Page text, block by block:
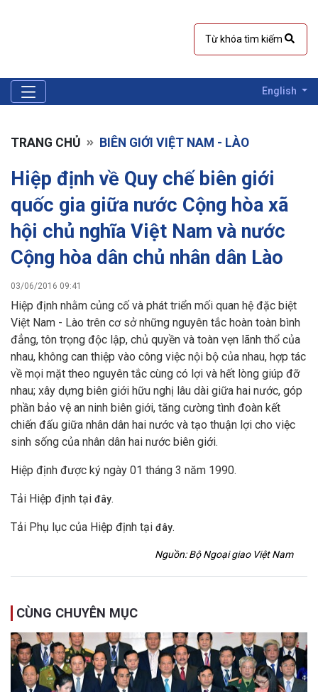
English
TRANG CHỦ BIÊN GIỚI VIỆT NAM - LÀO
Hiệp định về Quy chế biên giới
quốc gia giữa nước Cộng hòa xã
hội chủ nghĩa Việt Nam và nước
Cộng hòa dân chủ nhân dân Lào
03/06/2016 09:41
Hiệp định nhằm củng cố và phát triển mối quan hệ đặc biệt
Việt Nam - Lào trên cơ sở những nguyên tắc hoàn toàn bình
đẳng, tôn trọng độc lập, chủ quyền và toàn vẹn lãnh thổ của
nhau, không can thiệp vào công việc nội bộ của nhau, hợp tác
về mọi mặt theo nguyên tắc cùng có lợi và hết lòng giúp đỡ
nhau; xây dựng biên giới hữu nghị lâu dài giữa hai nước, góp
phần bảo vệ an ninh biên giới, tăng cường tình đoàn kết
chiến đấu giữa nhân dân hai nước và tạo thuận lợi cho việc
sinh sống của nhân dân hai nước biên giới.
Hiệp định được ký ngày 01 tháng 3 năm 1990.
Tải Hiệp định tại đây.
Tải Phụ lục của Hiệp định tại đây.
Nguồn: Bộ Ngoại giao Việt Nam
CÙNG CHUYÊN MỤC